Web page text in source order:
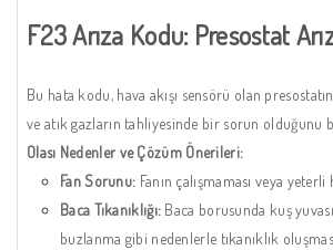
F23 Arıza Kodu: Presostat
Bu hata kodu, hava akışı sensörü olan presostatın
ve atık gazların tahliyesinde bir sorun olduğunu
Olası Nedenler ve Çözüm Önerileri:
Fan Sorunu: Fanın çalışmaması veya yeterli
Baca Tıkanıklığı: Baca borusunda kuş
buzlanma gibi nedenlerle tıkanıklık